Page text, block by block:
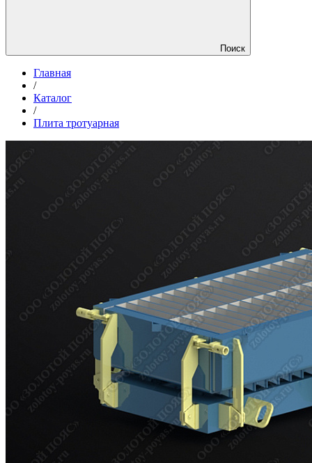
Поиск
Главная
/
Каталог
/
Плита тротуарная